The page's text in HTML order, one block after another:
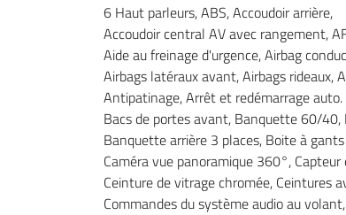
6 Haut parleurs, ABS, Accoudoir arrière,
Accoudoir central AV avec rangement,
Aide au freinage d'urgence, Airbag
Airbags latéraux avant, Airbags rideaux,
Antipatinage, Arrêt et redémarrage
Bacs de portes avant, Banquette 60/
Banquette arrière 3 places, Boite à
Caméra vue panoramique 360°,
Ceinture de vitrage chromée, Ceintures
Commandes du système audio au